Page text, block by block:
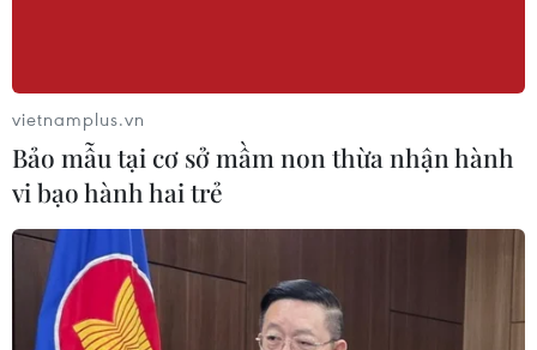
vietnamplus.vn
Bảo mẫu tại cơ sở mầm non thừa nhận hành
vi bạo hành hai trẻ